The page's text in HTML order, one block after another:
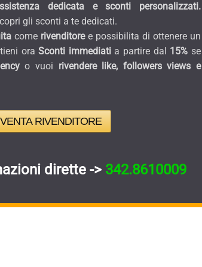
dedicata e sconti personalizzati.
gli sconti a te dedicati.
come rivenditoree possibilita di ottenere un
oraSconti immediati a partire dal 15% se
o vuoi rivendere like, followers views e
RIVENDITORE
dirette -> 342.8610009